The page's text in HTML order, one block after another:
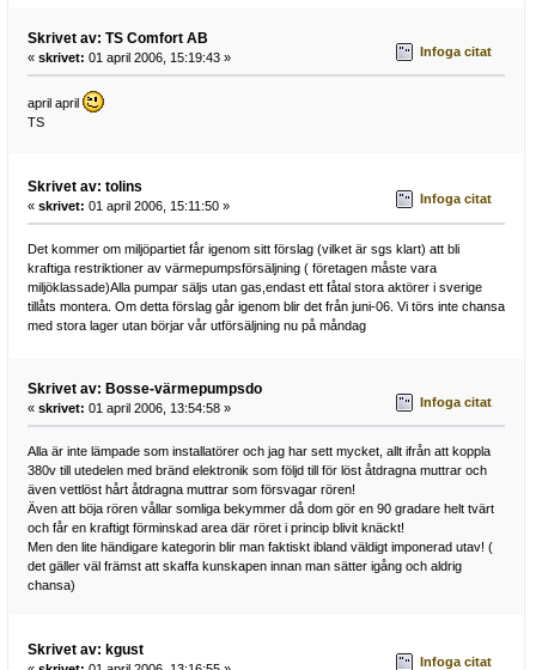
Skrivet av: TS Comfort AB
« skrivet: 01 april 2006, 15:19:43 » Infoga citat
april april
TS
Skrivet av: tolins
« skrivet: 01 april 2006, 15:11:50 » Infoga citat
Det kommer om miljöpartiet får igenom sitt förslag (vilket är sgs klart) att bli
kraftiga restriktioner av värmepumpsförsäljning ( företagen måste vara
miljöklassade)Alla pumpar säljs utan gas,endast ett fåtal stora aktörer i sverige
tillåts montera. Om detta förslag går igenom blir det från juni-06. Vi törs inte chansa
med stora lager utan börjar vår utförsäljning nu på måndag
Skrivet av: Bosse-värmepumpsdo
« skrivet: 01 april 2006, 13:54:58 » Infoga citat
Alla är inte lämpade som installatörer och jag har sett mycket, allt ifrån att koppla
380v till utedelen med bränd elektronik som följd till för löst åtdragna muttrar och
även vettlöst hårt åtdragna muttrar som försvagar rören!
Även att böja rören vållar somliga bekymmer då dom gör en 90 gradare helt tvärt
och får en kraftigt förminskad area där röret i princip blivit knäckt!
Men den lite händigare kategorin blir man faktiskt ibland väldigt imponerad utav! (
det gäller väl främst att skaffa kunskapen innan man sätter igång och aldrig
chansa)
Skrivet av: kgust
Infoga citat